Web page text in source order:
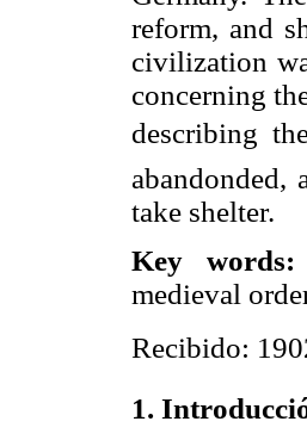
reform, and
civilization
concerning
describing
take shelter.
Key
medieval
Recibido:
1.